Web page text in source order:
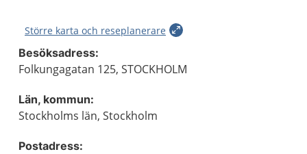
Större karta och reseplanerare
Besöksadress:
Folkungagatan 125, STOCKHOLM
Län, kommun:
Stockholms län, Stockholm
Postadress: